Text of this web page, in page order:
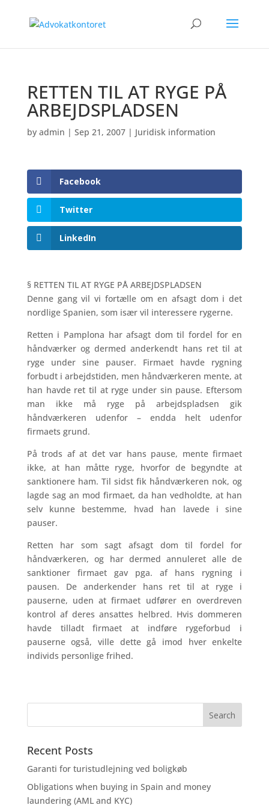
RETTEN TIL AT RYGE PÅ
ARBEJDSPLADSEN
by admin | Sep 21, 2007| Juridisk information
Facebook
Twitter
LinkedIn
§ RETTEN TIL AT RYGE PÅ ARBEJDSPLADSEN
Denne gang vil vi fortælle om en afsagt dom i det
nordlige Spanien, som især vil interessere rygerne.
Retten i Pamplona har afsagt dom til fordel for en
håndværker og dermed anderkendt hans ret til at
ryge under sine pauser. Firmaet havde rygning
forbudt i arbejdstiden, men håndværkeren mente, at
han havde ret til at ryge under sin pause. Eftersom
man ikke må ryge på arbejdspladsen gik
håndværkeren udenfor – endda helt udenfor
firmaets grund.
På trods af at det var hans pause, mente firmaet
ikke, at han måtte ryge, hvorfor de begyndte at
sanktionere ham. Til sidst fik håndværkeren nok, og
lagde sag an mod firmaet, da han vedholdte, at han
selv kunne bestemme, hvad han lavede i sine
pauser.
Retten har som sagt afsagt dom til fordel for
håndværkeren, og har dermed annuleret alle de
sanktioner firmaet gav pga. af hans rygning i
pausen. De anderkender hans ret til at ryge i
pauserne, uden at firmaet udfører en overdreven
kontrol af deres ansattes helbred. Hvis dommeren
havde tilladt firmaet at indføre rygeforbud i
pauserne også, ville dette gå imod hver enkelte
individs personlige frihed.
Recent Posts
Garanti for turistudlejning ved boligkøb
Obligations when buying in Spain and money
laundering (AML and KYC)